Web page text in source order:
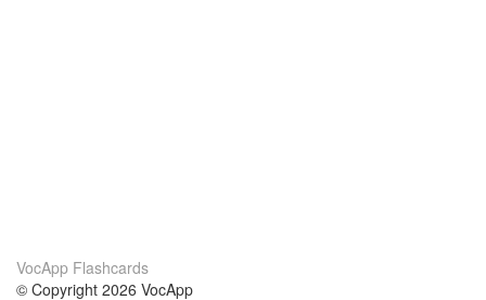
VocApp Flashcards
© Copyright 2026 VocApp